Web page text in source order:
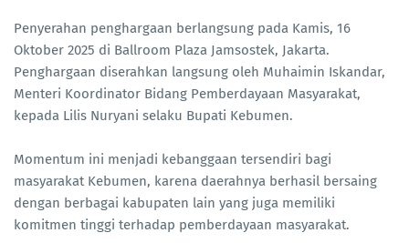
Penyerahan penghargaan berlangsung pada Kamis, 16
Oktober 2025 di Ballroom Plaza Jamsostek, Jakarta.
Penghargaan diserahkan langsung oleh Muhaimin Iskandar,
Menteri Koordinator Bidang Pemberdayaan Masyarakat,
kepada Lilis Nuryani selaku Bupati Kebumen.
Momentum ini menjadi kebanggaan tersendiri bagi
masyarakat Kebumen, karena daerahnya berhasil bersaing
dengan berbagai kabupaten lain yang juga memiliki
komitmen tinggi terhadap pemberdayaan masyarakat.